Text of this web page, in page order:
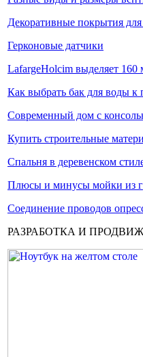
Декоративные покрытия
Герконовые датчики
LafargeHolcim выделяет
Как выбрать бак для воды к
Современный дом с
Купить строительные
Спальня в деревенском
Плюсы и минусы мойки из
Соединение проводов
РАЗРАБОТКА И